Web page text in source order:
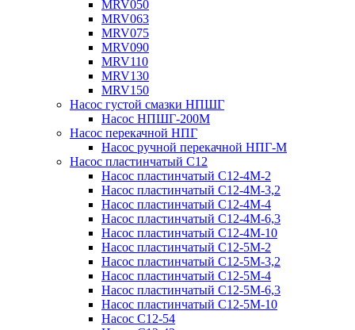
MRV050
MRV063
MRV075
MRV090
MRV110
MRV130
MRV150
Насос густой смазки НПШГ
Насос НПШГ-200М
Насос перекачной НПГ
Насос ручной перекачной НПГ-М
Насос пластинчатый С12
Насос пластинчатый С12-4М-2
Насос пластинчатый С12-4М-3,2
Насос пластинчатый С12-4М-4
Насос пластинчатый С12-4М-6,3
Насос пластинчатый С12-4М-10
Насос пластинчатый С12-5М-2
Насос пластинчатый С12-5М-3,2
Насос пластинчатый С12-5М-4
Насос пластинчатый С12-5М-6,3
Насос пластинчатый С12-5М-10
Насос С12-54